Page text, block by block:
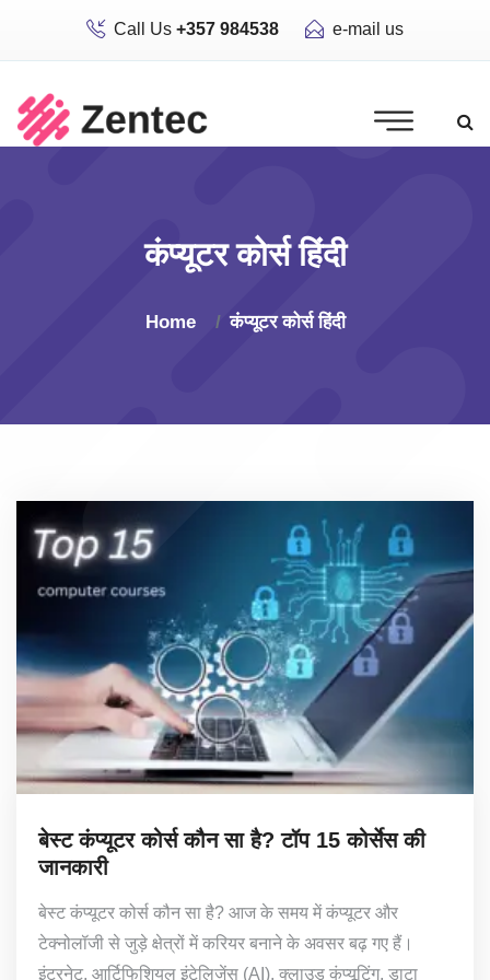
Call Us +357 984538 e-mail us
कंप्यूटर कोर्स हिंदी
Home कंप्यूटर कोर्स हिंदी
बेस्ट कंप्यूटर कोर्स कौन सा है? टॉप 15 कोर्सेस की
जानकारी
बेस्ट कंप्यूटर कोर्स कौन सा है? आज के समय में कंप्यूटर और
टेक्नोलॉजी से जुड़े क्षेत्रों में करियर बनाने के अवसर बढ़ गए हैं।
इंटरनेट, आर्टिफिशियल इंटेलिजेंस (AI), क्लाउड कंप्यूटिंग, डाटा